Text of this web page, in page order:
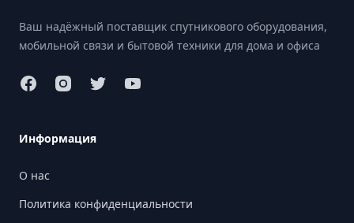
Ваш надёжный поставщик спутникового оборудования,
мобильной связи и бытовой техники для дома и офиса
Информация
О нас
Политика конфиденциальности